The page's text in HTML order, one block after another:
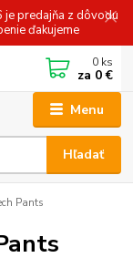
je predajňa z dôvodu
ďakujeme
Menu
Hľadať
0 ks
za 0 €
Pants